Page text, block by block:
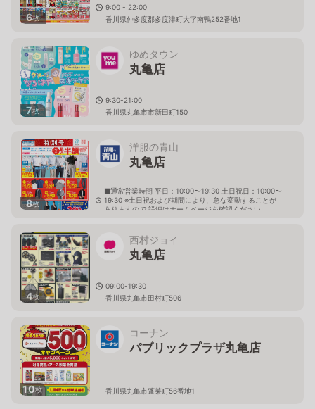
6枚
9:00 - 22:00
香川県仲多度郡多度津町大字南鴨252番地1
7枚
ゆめタウン
丸亀店
9:30-21:00
香川県丸亀市市新田町150
8枚
洋服の青山
丸亀店
■通常営業時間 平日：10:00〜19:30 土日祝日：10:00〜
19:30 ※土日祝および期間により、急な変動することが
ありますので 詳細はホームページを確認ください
4枚
西村ジョイ
丸亀店
09:00-19:30
香川県丸亀市田村町506
10枚
コーナン
パブリックプラザ丸亀店
香川県丸亀市蓬莱町56番地1